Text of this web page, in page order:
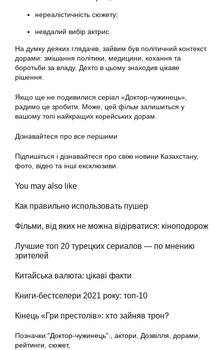
нереалістичність сюжету;
невдалий вибір актрис.
На думку деяких глядачів, зайвим був політичний контекст
дорами: змішання політики, медицини, кохання та
боротьби за владу. Дехто в цьому знаходив цікаве
рішення.
Якщо ще не подивилися серіал «Доктор-чужинець»,
радимо це зробити. Може, цей фільм залишиться у
вашому топі найкращих корейських дорам.
Дізнавайтеся про все першими
Підпишіться і дізнавайтеся про свіжі новини Казахстану,
фото, відео та інші ексклюзиви.
You may also like
Как правильно использовать пушер
Фільми, від яких не можна відірватися: кіноподорож
Лучшие топ 20 турецких сериалов — по мнению
зрителей
Китайська валюта: цікаві факти
Книги-бестселери 2021 року: топ-10
Кінець «Гри престолів»: хто зайняв трон?
Позначки:“Доктор-чужинець”:, актори, Дозвілля, дорами,
рейтинги, сюжет,